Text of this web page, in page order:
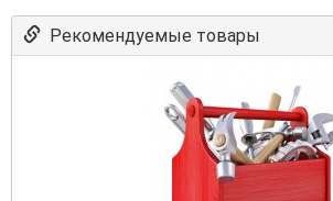
Рекомендуемые товары